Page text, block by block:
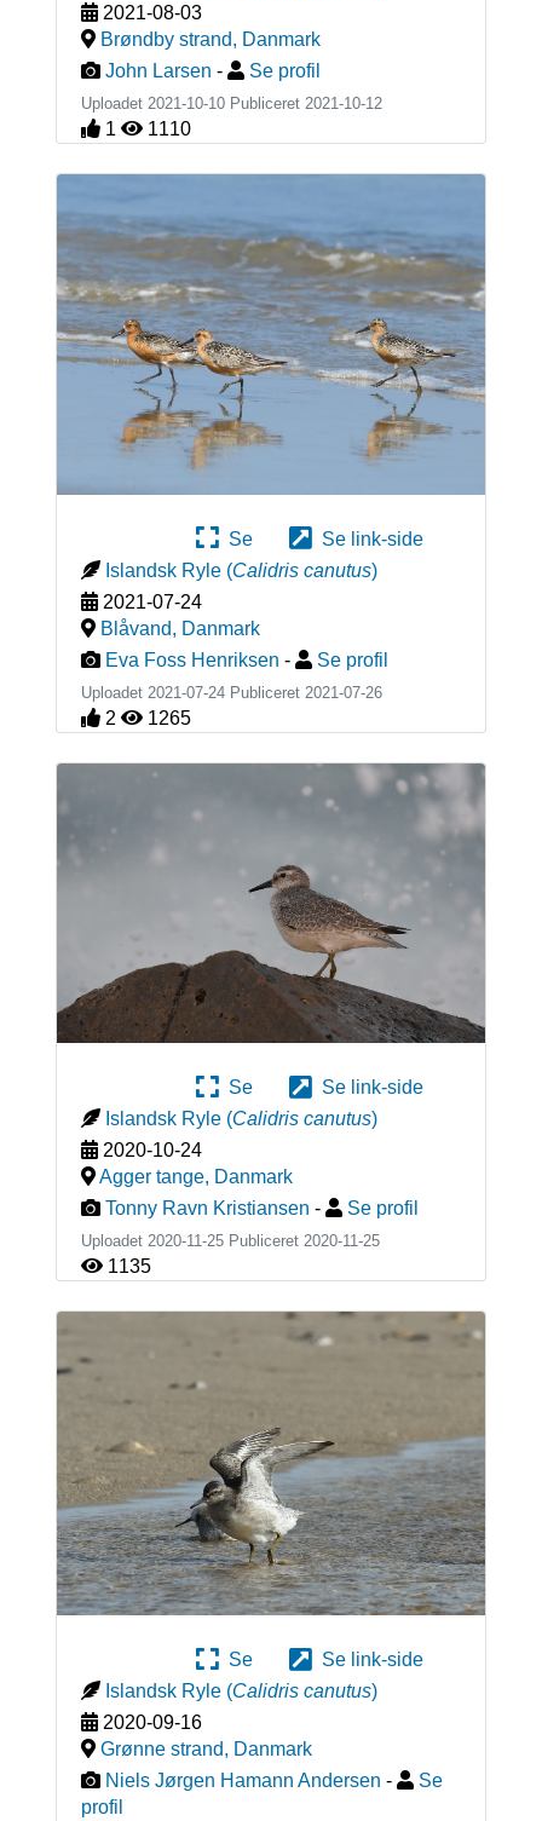
2021-08-03
Brøndby strand, Danmark
John Larsen - Se profil
Uploadet 2021-10-10 Publiceret 2021-10-12
1 1110
Se
Se link-side
Islandsk Ryle (Calidris canutus)
2021-07-24
Blåvand, Danmark
Eva Foss Henriksen - Se profil
Uploadet 2021-07-24 Publiceret 2021-07-26
2 1265
Se
Se link-side
Islandsk Ryle (Calidris canutus)
2020-10-24
Agger tange, Danmark
Tonny Ravn Kristiansen - Se profil
Uploadet 2020-11-25 Publiceret 2020-11-25
1135
Se
Se link-side
Islandsk Ryle (Calidris canutus)
2020-09-16
Grønne strand, Danmark
Niels Jørgen Hamann Andersen -
Se
profil